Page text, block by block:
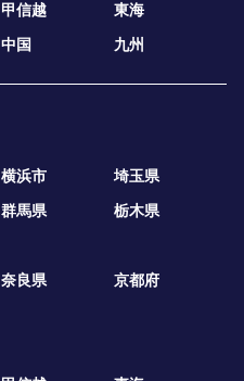
甲信越
東海
中国 九州
横浜市
埼玉県
群馬県 栃木県
奈良県
京都府